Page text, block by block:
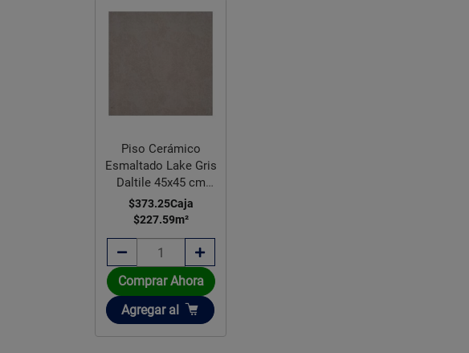
Piso Cerámico
Esmaltado Lake Gris
Daltile 45x45 cm
GZF2
$373.25Caja
$227.59m²
Comprar Ahora
Añadir
Agregar al